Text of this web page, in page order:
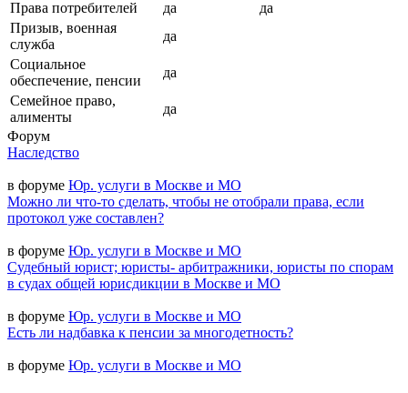
Права потребителей
да
да
Призыв, военная
служба
да
Социальное
обеспечение, пенсии
да
Семейное право,
алименты
да
Форум
Наследство
в форуме Юр. услуги в Москве и МО
Можно ли что-то сделать, чтобы не отобрали права, если
протокол уже составлен?
в форуме Юр. услуги в Москве и МО
Судебный юрист; юристы- арбитражники, юристы по спорам
в судах общей юрисдикции в Москве и МО
в форуме Юр. услуги в Москве и МО
Есть ли надбавка к пенсии за многодетность?
в форуме Юр. услуги в Москве и МО